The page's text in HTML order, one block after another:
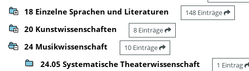
18 Einzelne Sprachen und Literaturen 148 Einträge
20 Kunstwissenschaften 8 Einträge
24 Musikwissenschaft 10 Einträge
24.05 Systematische Theaterwissenschaft 1 Eintrag